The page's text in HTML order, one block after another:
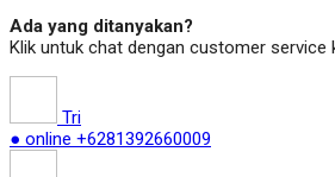
Ada yang ditanyakan?
Klik untuk chat dengan customer service
Tri
● online +6281392660009